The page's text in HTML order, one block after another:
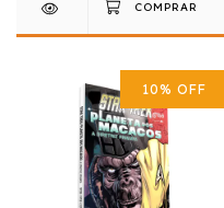
10% OFF